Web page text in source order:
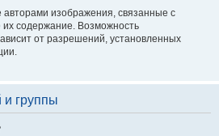
изображения, связанные с
содержание. Возможность
от разрешений, установленных
и группы